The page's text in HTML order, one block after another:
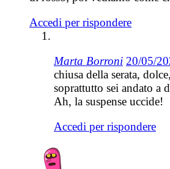
Accedi per rispondere
Marta Borroni 20/05/
chiusa della serata,
soprattutto sei andato a
Ah, la suspense uccide!
Accedi per rispondere